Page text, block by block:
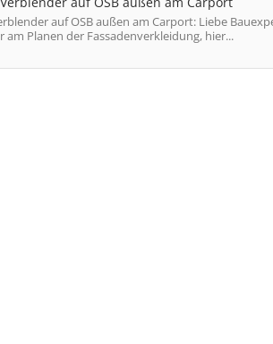
auf OSB außen am Carport: Liebe
am Planen der Fassadenverkleidung, hier...